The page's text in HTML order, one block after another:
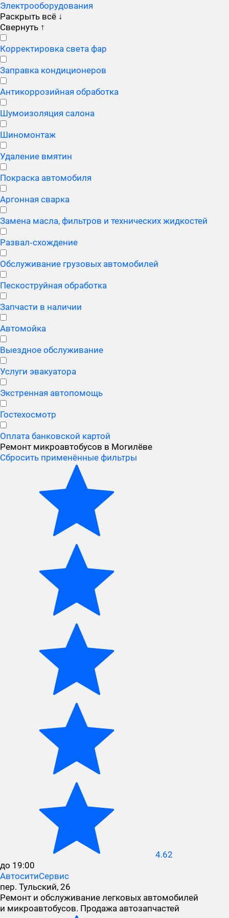
Электрооборудования
Раскрыть всё ↓
Свернуть ↑
Корректировка света фар
Заправка кондиционеров
Антикоррозийная обработка
Шумоизоляция салона
Шиномонтаж
Удаление вмятин
Покраска автомобиля
Аргонная сварка
Замена масла, фильтров и технических жидкостей
Развал‑схождение
Обслуживание грузовых автомобилей
Пескоструйная обработка
Запчасти в наличии
Автомойка
Выездное обслуживание
Услуги эвакуатора
Экстренная автопомощь
Гостехосмотр
Оплата банковской картой
Ремонт микроавтобусов в Могилёве
Сбросить применённые фильтры
4.62
до 19:00
АвтоситиСервис
пер. Тульский, 26
Ремонт и обслуживание легковых автомобилей
и микроавтобусов. Продажа автозапчастей